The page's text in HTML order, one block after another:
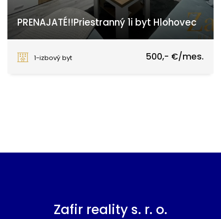
PRENAJATÉ!!Priestranný 1i byt Hlohovec
1-izbový byt
500,- €/mes.
Zafir reality s. r. o.